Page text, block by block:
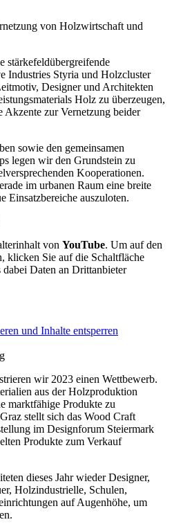
von Holzwirtschaft und
stärkefeldübergreifende
Industries Styria und Holzcluster
Designer und Architekten
Holz zu überzeugen,
Akzente zur Vernetzung beider
sowie den gemeinsamen
legen wir den Grundstein zu
Kooperationen.
im urbanen Raum eine breite
Einsatzbereiche auszuloten.
von YouTube. Um auf den
klicken Sie auf die Schaltfläche
dabei Daten an Drittanbieter
und Inhalte entsperren
wir 2023 einen Wettbewerb.
aus der Holzproduktion
marktfähige Produkte zu
stellt sich das Wood Craft
im Designforum Steiermark
Produkte zum Verkauf
dieses Jahr wieder Designer,
Holzindustrielle, Schulen,
auf Augenhöhe, um